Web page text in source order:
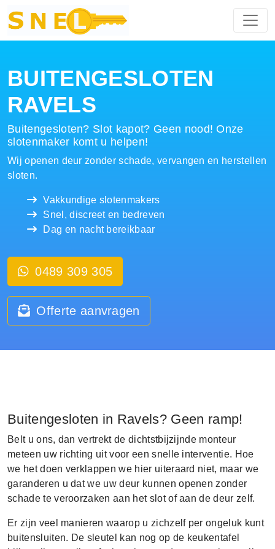
Hoofdnavigatie
BUITENGESLOTEN
RAVELS
Buitengesloten? Slot kapot? Geen nood! Onze
slotenmaker komt u helpen!
Wij openen deur zonder schade, vervangen en herstellen
sloten.
Vakkundige slotenmakers
Snel, discreet en bedreven
Dag en nacht bereikbaar
0489 309 305
Offerte aanvragen
Buitengesloten in Ravels? Geen ramp!
Belt u ons, dan vertrekt de dichtstbijzijnde monteur
meteen uw richting uit voor een snelle interventie. Hoe
we het doen verklappen we hier uiteraard niet, maar we
garanderen u dat we uw deur kunnen openen zonder
schade te veroorzaken aan het slot of aan de deur zelf.
Er zijn veel manieren waarop u zichzelf per ongeluk kunt
buitensluiten. De sleutel kan nog op de keukentafel